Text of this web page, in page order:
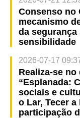
Consenso no
mecanismo
da
sensibilidade
2026-07-17
Realiza-se no
“Esplanada:
sociais e
o Lar, Tecer
participação